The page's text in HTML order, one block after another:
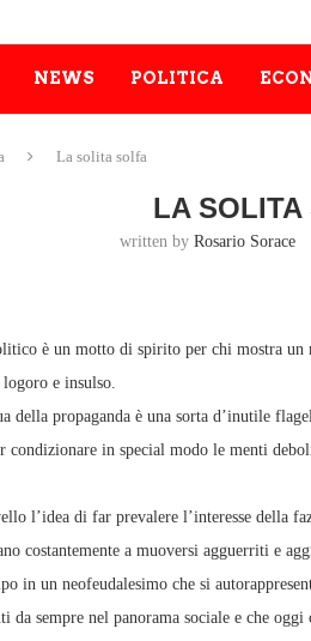
NEWS POLITICA
La solita solfa
LA SOLITA
written by Rosario Sorace
è un motto di spirito per chi mostra
e insulso.
della propaganda è una sorta d’inutile
condizionare in special modo le menti
l’idea di far prevalere l’interesse della
costantemente a muoversi agguerriti e
in un neofeudalesimo che si
da sempre nel panorama sociale e che